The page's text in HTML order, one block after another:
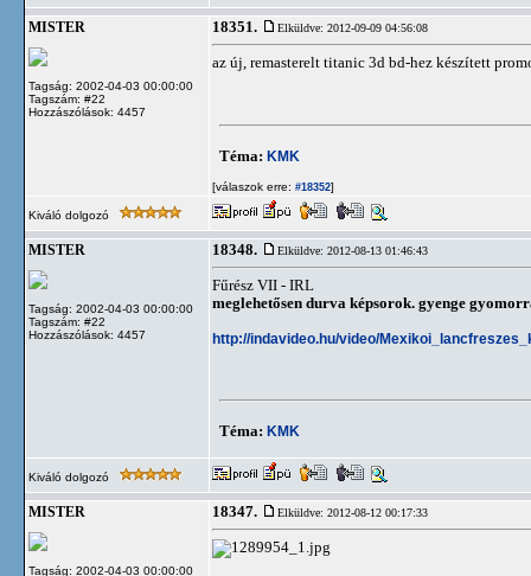
MISTER
Tagság: 2002-04-03 00:00:00
Tagszám: #22
Hozzászólások: 4457
18351. Elküldve: 2012-09-09 04:56:08
az új, remasterelt titanic 3d bd-hez készített
Téma: KMK
[válaszok erre: #18352]
Kiváló dolgozó
MISTER
Tagság: 2002-04-03 00:00:00
Tagszám: #22
Hozzászólások: 4457
18348. Elküldve: 2012-08-13 01:46:43
Fűrész VII - IRL
meglehetősen durva képsorok. gyenge
http://indavideo.hu/video/
Téma: KMK
Kiváló dolgozó
MISTER
Tagság: 2002-04-03 00:00:00
18347. Elküldve: 2012-08-12 00:17:33